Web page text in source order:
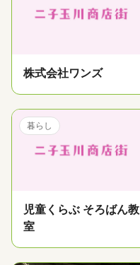
株式会社ワンズ
暮らし
児童くらぶ そろばん教
室